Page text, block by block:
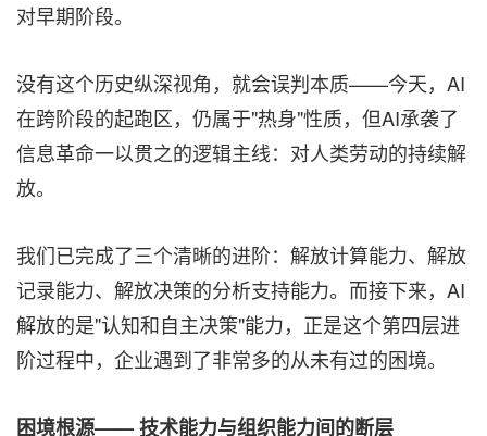
对早期阶段。
没有这个历史纵深视角，就会误判本质——今天，AI
在跨阶段的起跑区，仍属于"热身"性质，但AI承袭了
信息革命一以贯之的逻辑主线：对人类劳动的持续解
放。
我们已完成了三个清晰的进阶：解放计算能力、解放
记录能力、解放决策的分析支持能力。而接下来，AI
解放的是"认知和自主决策"能力，正是这个第四层进
阶过程中，企业遇到了非常多的从未有过的困境。
困境根源—— 技术能力与组织能力间的断层